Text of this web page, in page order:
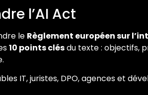
l’AI Act
le Règlement européen sur
10 points clésdu texte : objectifs,
IT, juristes, DPO, agences et